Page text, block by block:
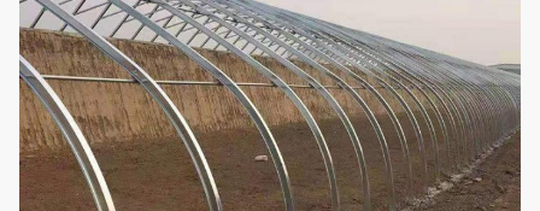
Dach-Höhe
12Feet-30Feet/3.5-10m (entsprechend
Anforderungen kann besonders
werden)
Schulter-Höhe
5Feet-6Feet/1.5-1.8m (entsprechend
Anforderungen kann besonders